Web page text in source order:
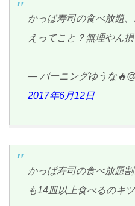
かっぱ寿司の食べ放題
えってこと？無理やん
— バーニングゆうな
2017年6月12日
かっぱ寿司の食べ放題
も14皿以上食べるのキ